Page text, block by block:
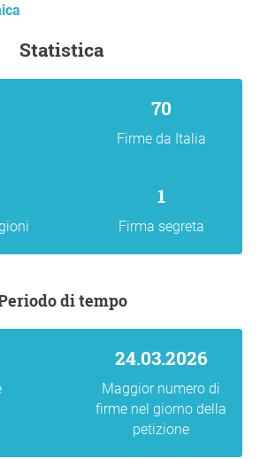
statistica
70
Firme da Italia
1
Firma segreta
Periodo di tempo
24.03.2026
Maggior numero di
firme nel giorno della
petizione